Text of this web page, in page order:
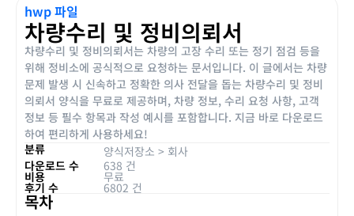
hwp 파일
차량수리 및 정비의뢰서
차량수리 및 정비의뢰서는 차량의 고장 수리 또는 정기 점검 등을
위해 정비소에 공식적으로 요청하는 문서입니다. 이 글에서는 차량
문제 발생 시 신속하고 정확한 의사 전달을 돕는 차량수리 및 정비
의뢰서 양식을 무료로 제공하며, 차량 정보, 수리 요청 사항, 고객
정보 등 필수 항목과 작성 예시를 포함합니다. 지금 바로 다운로드
하여 편리하게 사용하세요!
분류
양식저장소 > 회사
다운로드 수
638 건
비용 무료
후기 수 6802 건
목차